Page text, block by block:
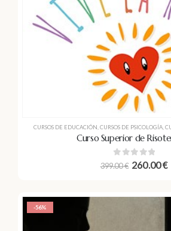
CURSOS DE EDUCACIÓN CURSOS DE PSICOLOGÍA
Curso Superior de
0out of 5
399.00€ 260.00€
-56%